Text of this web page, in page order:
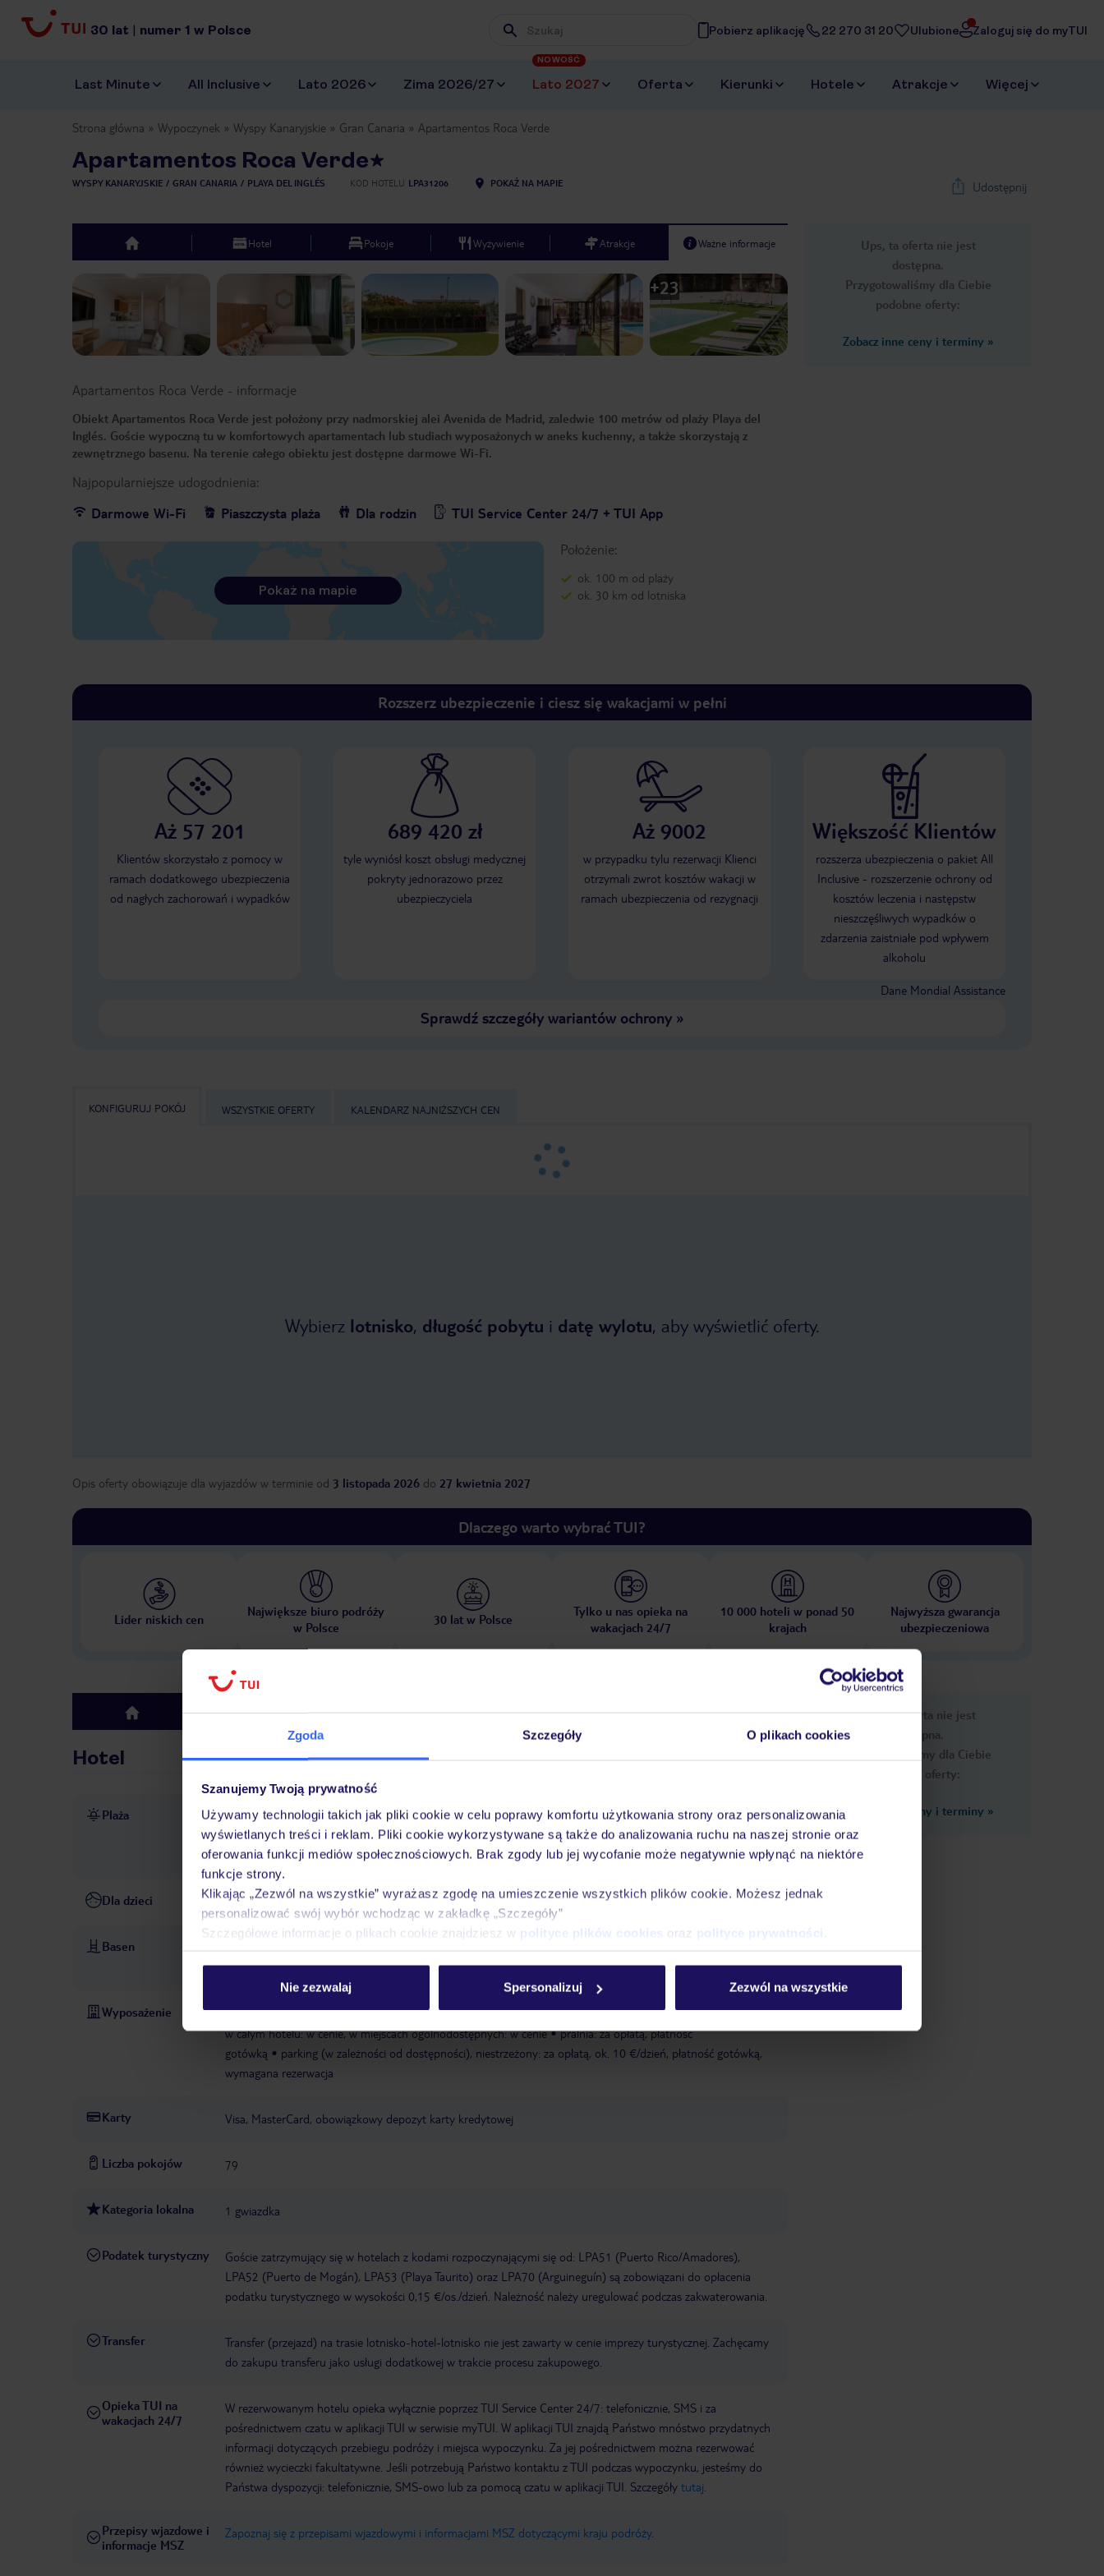
Zgoda Szczegóły O plikach cookies
Szanujemy Twoją prywatność
Używamy technologii takich jak pliki cookie w celu poprawy komfortu użytkowania strony oraz personalizowania
wyświetlanych treści i reklam. Pliki cookie wykorzystywane są także do analizowania ruchu na naszej stronie oraz
oferowania funkcji mediów społecznościowych. Brak zgody lub jej wycofanie może negatywnie wpłynąć na niektóre
funkcje strony.
Klikając „Zezwól na wszystkie” wyrażasz zgodę na umieszczenie wszystkich plików cookie. Możesz jednak
personalizować swój wybór wchodząc w zakładkę „Szczegóły”
Szczegółowe informacje o plikach cookie znajdziesz w polityce plików cookies oraz polityce prywatności
Nie zezwalaj Spersonalizuj Zezwól na wszystkie
30 lat | numer 1 w Polsce Wpisz frazę, której szukasz
Pobierz aplikację 22 270 31 20 Ulubione Zaloguj się do myTUI
Last Minute All Inclusive Lato 2026 Zima 2026/27 Lato 2027
NOWOŚĆ
Oferta Kierunki Hotele Atrakcje Więcej
Strona główna Wypoczynek Wyspy Kanaryjskie Gran Canaria Apartamentos Roca Verde
Apartamentos Roca Verde
WYSPY KANARYJSKIE GRAN CANARIA PLAYA DEL INGLÉS KOD HOTELU LPA31206 POKAŻ NA MAPIE Udostępnij
Ups, ta oferta nie jest
dostępna.
Przygotowaliśmy dla Ciebie
podobne oferty:
Zobacz inne ceny i terminy »
top Hotel Pokoje Wyżywienie Atrakcje Ważne informacje
Next slide
1 /29
+23
Apartamentos Roca Verde - informacje
Obiekt Apartamentos Roca Verde jest położony przy nadmorskiej alei Avenida de Madrid, zaledwie 100 metrów od plaży Playa del
Inglés. Goście wypoczną tu w komfortowych apartamentach lub studiach wyposażonych w aneks kuchenny, a także skorzystają z
zewnętrznego basenu. Na terenie całego obiektu jest dostępne darmowe Wi-Fi.
Najpopularniejsze udogodnienia:
Darmowe Wi-Fi
Piaszczysta plaża Dla rodzin TUI Service Center 24/7 + TUI App
Położenie:
ok. 100 m od plaży
ok. 30 km od lotniska
Pokaż na mapie
Rozszerz ubezpieczenie i ciesz się wakacjami w pełni
Aż 57 201
Klientów skorzystało z pomocy w
ramach dodatkowego ubezpieczenia
od nagłych zachorowań i wypadków
689 420 zł
tyle wyniósł koszt obsługi medycznej
pokryty jednorazowo przez
ubezpieczyciela
Aż 9002
w przypadku tylu rezerwacji Klienci
otrzymali zwrot kosztów wakacji w
ramach ubezpieczenia od rezygnacji
Większość Klientów
rozszerza ubezpieczenia o pakiet All
Inclusive - rozszerzenie ochrony od
kosztów leczenia i następstw
nieszczęśliwych wypadków o
zdarzenia zaistniałe pod wpływem
alkoholu
Dane Mondial Assistance
Sprawdź szczegóły wariantów ochrony»
KONFIGURUJ POKÓJ WSZYSTKIE OFERTY KALENDARZ NAJNIŻSZYCH CEN
Wybierz lotnisko, długość pobytu i datę wylotu, aby wyświetlić oferty.
Opis oferty obowiązuje dla wyjazdów w terminie od 3 listopada 2026 do 27 kwietnia 2027
Dlaczego warto wybrać TUI?
Lider niskich cen
Największe biuro podróży
w Polsce
30 lat w Polsce
Tylko u nas opieka na
wakacjach 24/7
10 000 hoteli w ponad 50
krajach
Najwyższa gwarancja
ubezpieczeniowa
top Hotel Pokoje Wyżywienie Atrakcje Ważne informacje
Hotel
Plaża ok.100 m od plaży Playa del Ingles publiczna piaszczysta schody prowadzące do plaży
leżaki za opłatą,
dostępność nie jest gwarantowana, zależna od decyzji hotelu lub dostawcy zewnętrznego
parasole za opłatą,
dostępność nie jest gwarantowana, zależna od decyzji hotelu lub dostawcy zewnętrznego
ręczniki za kaucją
Dla dzieci basen dla dzieci: zewnętrzny, leżaki: w cenie łóżeczka dla dzieci/niemowląt: w cenie, wymagana rezerwacja
Basen baseny: 2 basen: zewnętrzny, leżaki: w cenie, parasole
basen dla dzieci: zewnętrzny, leżaki: w
cenie
ręczniki: wymagana kaucja, płatność gotówką
Wyposażenie recepcja: codziennie 08:00 - 00:00 sejf: za opłatą, płatność gotówką guest relation winda taras
Wi-Fi,
w całym hotelu: w cenie, w miejscach ogólnodostępnych: w cenie
pralnia: za opłatą, płatność
gotówką
parking (w zależności od dostępności), niestrzeżony: za opłatą, ok. 10 €/dzień, płatność gotówką,
wymagana rezerwacja
Karty Visa, MasterCard, obowiązkowy depozyt karty kredytowej
Liczba pokojów 79
Kategoria lokalna 1 gwiazdka
Podatek turystyczny
Goście zatrzymujący się w hotelach z kodami rozpoczynającymi się od: LPA51 (Puerto Rico/Amadores),
LPA52 (Puerto de Mogán), LPA53 (Playa Taurito) oraz LPA70 (Arguineguín) są zobowiązani do opłacenia
podatku turystycznego w wysokości 0,15 €/os./dzień. Należność należy uregulować podczas zakwaterowania.
Transfer
Transfer (przejazd) na trasie lotnisko-hotel-lotnisko nie jest zawarty w cenie imprezy turystycznej. Zachęcamy
do zakupu transferu jako usługi dodatkowej w trakcie procesu zakupowego.
Opieka TUI na
wakacjach 24/7
W rezerwowanym hotelu opieka wyłącznie poprzez TUI Service Center 24/7: telefonicznie, SMS i za
pośrednictwem czatu w aplikacji TUI w serwisie myTUI. W aplikacji TUI znajdą Państwo mnóstwo przydatnych
informacji dotyczących przebiegu podróży i miejsca wypoczynku. Za jej pośrednictwem można rezerwować
również wycieczki fakultatywne. Jeśli potrzebują Państwo kontaktu z TUI podczas wypoczynku, jesteśmy do
Państwa dyspozycji: telefonicznie, SMS-owo lub za pomocą czatu w aplikacji TUI. Szczegóły tutaj
Przepisy wjazdowe i
informacje MSZ
Zapoznaj się z przepisami wjazdowymi i informacjami MSZ dotyczącymi kraju podróży.
Ups, ta oferta nie jest
dostępna.
Przygotowaliśmy dla Ciebie
podobne oferty:
Zobacz inne ceny i terminy »